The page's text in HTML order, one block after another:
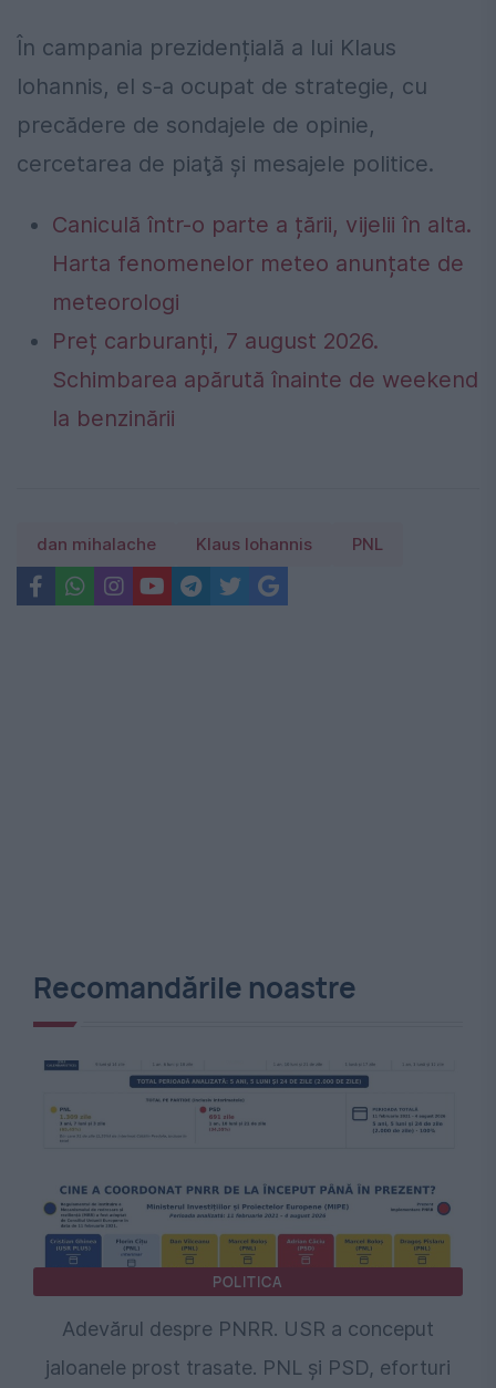
În campania prezidențială a lui Klaus
Iohannis, el s-a ocupat de strategie, cu
precădere de sondajele de opinie,
cercetarea de piaţă şi mesajele politice.
Caniculă într-o parte a țării, vijelii în alta.
Harta fenomenelor meteo anunțate de
meteorologi
Preț carburanți, 7 august 2026.
Schimbarea apărută înainte de weekend
la benzinării
dan mihalache Klaus Iohannis PNL
Recomandările noastre
POLITICA
Adevărul despre PNRR. USR a conceput
jaloanele prost trasate. PNL și PSD, eforturi